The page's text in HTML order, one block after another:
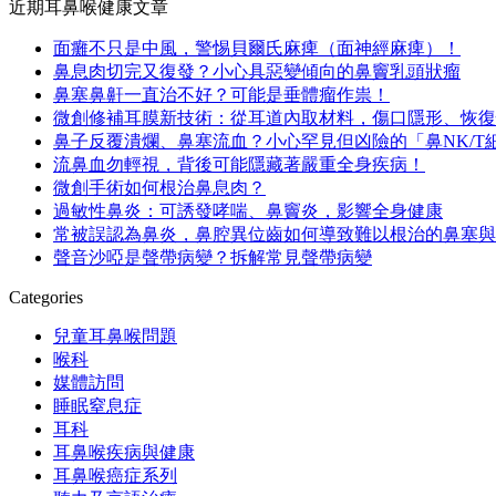
近期耳鼻喉健康文章
面癱不只是中風，警惕貝爾氏麻痺（面神經麻痺）！
鼻息肉切完又復發？小心具惡變傾向的鼻竇乳頭狀瘤
鼻塞鼻鼾一直治不好？可能是垂體瘤作祟！
微創修補耳膜新技術：從耳道內取材料，傷口隱形、恢
鼻子反覆潰爛、鼻塞流血？小心罕見但凶險的「鼻NK/T
流鼻血勿輕視，背後可能隱藏著嚴重全身疾病！
微創手術如何根治鼻息肉？
過敏性鼻炎：可誘發哮喘、鼻竇炎，影響全身健康
常被誤認為鼻炎，鼻腔異位齒如何導致難以根治的鼻塞
聲音沙啞是聲帶病變？拆解常見聲帶病變
Categories
兒童耳鼻喉問題
喉科
媒體訪問
睡眠窒息症
耳科
耳鼻喉疾病與健康
耳鼻喉癌症系列